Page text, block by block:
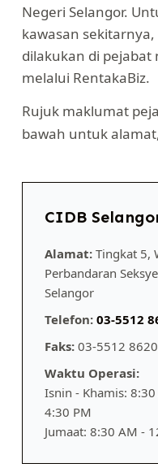
Negeri Selangor.
kawasan
dilakukan di pejabat
melalui RentakaBiz.
Rujuk maklumat
bawah untuk
CIDB
Alamat:Tingkat 5,
Perbandaran
Selangor
Telefon: 03-5512
Faks:03-5512 8620
Waktu Operasi:
Isnin - Khamis:
4:30 PM
Jumaat: 8:30 AM -